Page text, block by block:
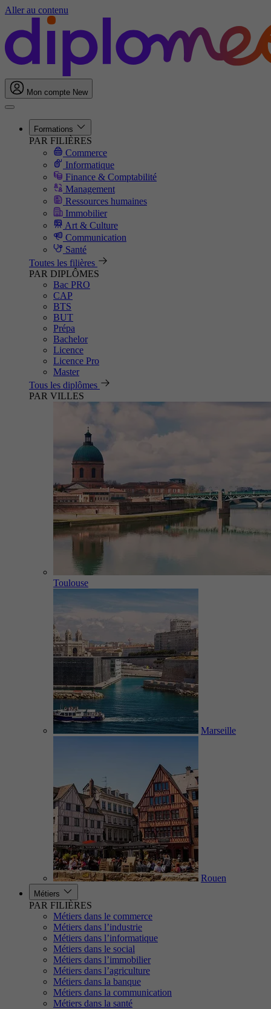
Aller au contenu
Mon compte New
Formations
PAR FILIÈRES
Commerce
Informatique
Finance & Comptabilité
Management
Ressources humaines
Immobilier
Art & Culture
Communication
Santé
Toutes les filières
PAR DIPLÔMES
Bac PRO
CAP
BTS
BUT
Prépa
Bachelor
Licence
Licence Pro
Master
Tous les diplômes
PAR VILLES
Toulouse
Marseille
Rouen
Métiers
PAR FILIÈRES
Métiers dans le commerce
Métiers dans l’industrie
Métiers dans l’informatique
Métiers dans le social
Métiers dans l’immobilier
Métiers dans l’agriculture
Métiers dans la banque
Métiers dans la communication
Métiers dans la santé